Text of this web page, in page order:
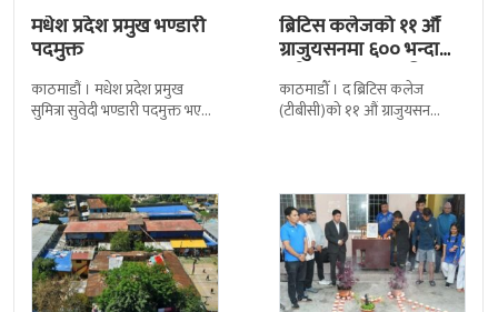
मधेश प्रदेश प्रमुख भण्डारी
पदमुक्त
काठमाडौं । मधेश प्रदेश प्रमुख
सुमित्रा सुवेदी भण्डारी पदमुक्त भएकी
ब्रिटिस कलेजको ११ औँ
ग्राजुयसनमा ६०० भन्दा
बढी ग्राजुयट सम्मानित
काठमाडौँ । द ब्रिटिस कलेज
(टीबीसी)को ११ औं ग्राजुयसन